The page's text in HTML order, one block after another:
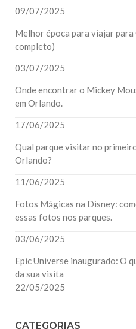
09/07/2025
Melhor época para viajar para
completo)
03/07/2025
Onde encontrar o Mickey
em Orlando.
17/06/2025
Qual parque visitar no
Orlando?
11/06/2025
Fotos Mágicas na Disney:
essas fotos nos parques.
03/06/2025
Epic Universe inaugurado: O
da sua visita
22/05/2025
CATEGORIAS